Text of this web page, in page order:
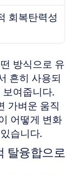
회복탄력성
방식으로 유
흔히 사용되
여줍니다.
가벼운 움직
어떻게 변화
습니다.
탈융합으로